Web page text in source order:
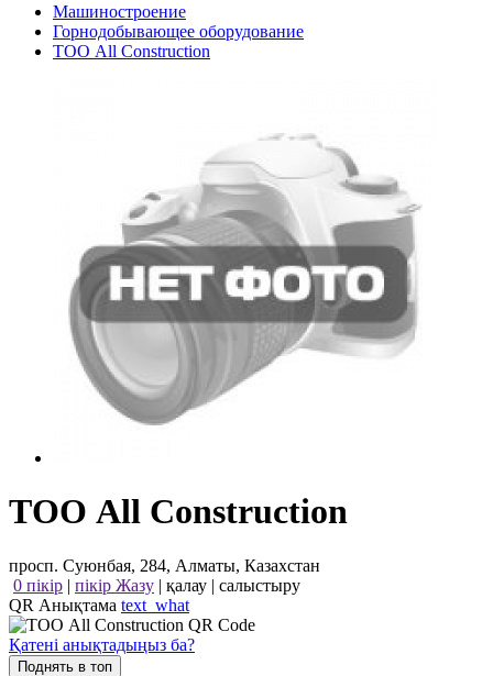
Машиностроение
Горнодобывающее оборудование
ТОО All Construction
ТОО All Construction
просп. Суюнбая, 284, Алматы, Казахстан
0 пікір | пікір Жазу | қалау | салыстыру
QR Анықтама text_what
Қатені анықтадыңыз ба?
Поднять в топ